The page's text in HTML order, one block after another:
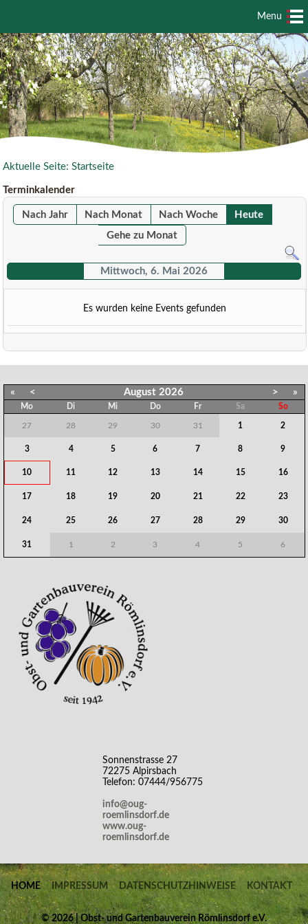
Menu
Aktuelle Seite:Startseite
Terminkalender
Nach Jahr Nach Monat Nach Woche
Heute
Gehe zu Monat
Mittwoch, 6. Mai 2026
Es wurden keine Events gefunden
« < August 2026 > »
Mo Di Mi Do Fr Sa So
27 28 29 30 31 1 2
3 4 5 6 7 8 9
10 11 12 13 14 15 16
17 18 19 20 21 22 23
24 25 26 27 28 29 30
31 1 2 3 4 5 6
Sonnenstrasse 27
72275 Alpirsbach
Telefon: 07444/956775
info@oug-
roemlinsdorf.de
www.oug-
roemlinsdorf.de
HOME IMPRESSUM DATENSCHUTZHINWEISE KONTAKT
©2026 | Obst- und Gartenbauverein Römlinsdorf e.V.